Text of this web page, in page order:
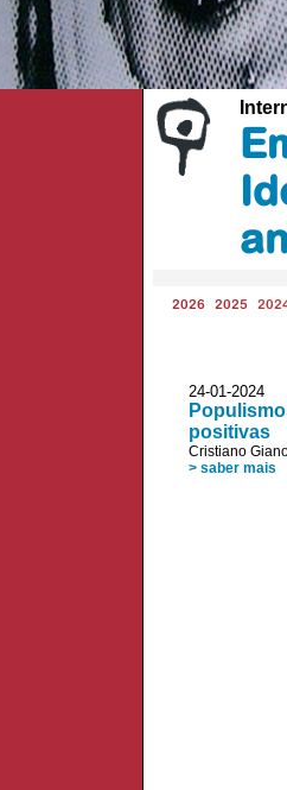
2026 2025
24-01-2024
positivas
Cristiano
> saber mais